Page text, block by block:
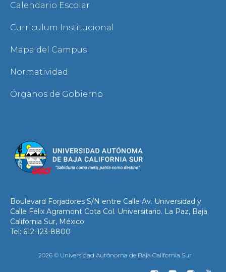
Calendario Escolar
Curriculum Institucional
Mapa del Campus
Normatividad
Órganos de Gobierno
Boulevard Forjadores S/N entre Calle Av. Universidad y
Calle Félix Agramont Cota Col. Universitario. La Paz, Baja
California Sur, México
Tel: 612-123-8800
2026 © Universidad Autónoma de Baja California Sur